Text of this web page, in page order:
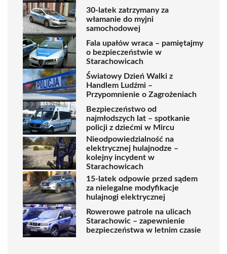
30-latek zatrzymany za
włamanie do myjni
samochodowej
Fala upałów wraca – pamiętajmy
o bezpieczeństwie w
Starachowicach
Światowy Dzień Walki z
Handlem Ludźmi –
Przypomnienie o Zagrożeniach
Bezpieczeństwo od
najmłodszych lat – spotkanie
policji z dziećmi w Mircu
Nieodpowiedzialność na
elektrycznej hulajnodze –
kolejny incydent w
Starachowicach
15-latek odpowie przed sądem
za nielegalne modyfikacje
hulajnogi elektrycznej
Rowerowe patrole na ulicach
Starachowic – zapewnienie
bezpieczeństwa w letnim czasie